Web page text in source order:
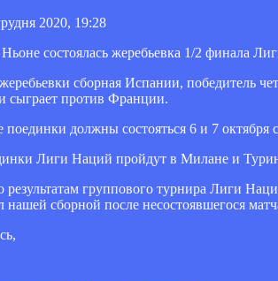
2020, 19:28
состоялась жеребьевка 1/2 финала
сборная Испании, победитель
сыграет против Франции.
должны состояться 6 и 7 октября
Лиги Наций пройдут в Милане и
группового турнира Лиги
сборной после несостоявшегося